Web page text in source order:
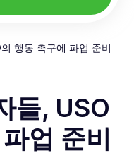
행동 촉구에 파업 준비
들, USO
업 준비